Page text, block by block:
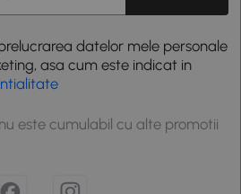
datelor mele personale
asa cum este indicat in
este cumulabil cu alte promotii